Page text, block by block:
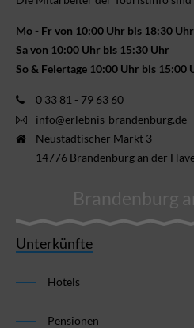
Mo - Fr von 10:00 Uhr bis 18:30 Uhr
Sa von 10:00 Uhr bis 15:30 Uhr
So & Feiertage 10:00 Uhr bis 15:00
0 33 81 - 79 63 60
info@erlebnis-brandenburg.de
Neustädtischer Markt 3
14776 Brandenburg an der
Brandenburg
Unterkünfte
Hotels
Pensionen